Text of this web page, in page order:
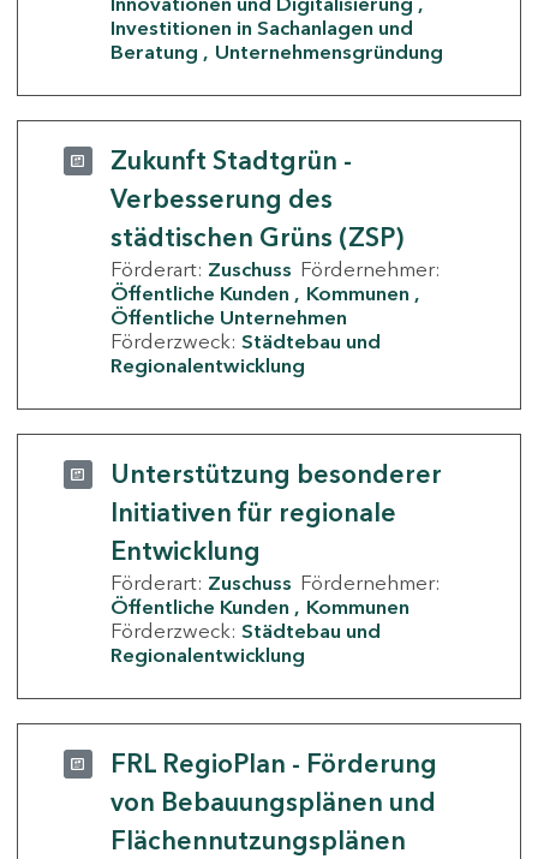
Investitionen in Sachanlagen und
Beratung
Unternehmensgründung
Zukunft Stadtgrün -
Verbesserung des
städtischen Grüns (ZSP)
Förderart: Zuschuss Fördernehmer:
Öffentliche Kunden
Kommunen
Öffentliche Unternehmen
Förderzweck: Städtebau und
Regionalentwicklung
Unterstützung besonderer
Initiativen für regionale
Entwicklung
Förderart: Zuschuss Fördernehmer:
Öffentliche Kunden
Kommunen
Förderzweck: Städtebau und
Regionalentwicklung
FRL RegioPlan - Förderung
von Bebauungsplänen und
Flächennutzungsplänen